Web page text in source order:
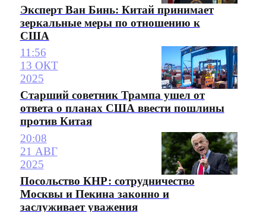
Эксперт Ван Бинь: Китай принимает
зеркальные меры по отношению к
США
11:56
13 ОКТ
2025
Старший советник Трампа ушел от
ответа о планах США ввести пошлины
против Китая
20:08
21 АВГ
2025
Посольство КНР: cотрудничество
Москвы и Пекина законно и
заслуживает уважения